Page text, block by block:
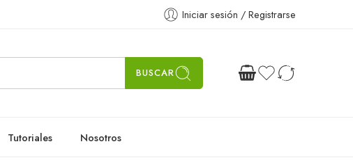
Iniciar sesión / Registrarse
BUSCAR
Tutoriales Nosotros